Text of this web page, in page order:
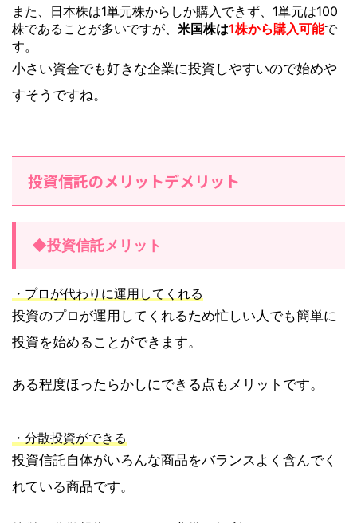
また、日本株は1単元株からしか購入できず、1単元は100
株であることが多いですが、 米国株は1株から購入可能で
す。
小さい資金でも好きな企業に投資しやすいので始めや
すそうですね。
投資信託のメリットデメリット
◆投資信託メリット
・プロが代わりに運用してくれる
投資のプロが運用してくれるため忙しい人でも簡単に
投資を始めることができます。
ある程度ほったらかしにできる点もメリットです。
・分散投資ができる
投資信託自体がいろんな商品をバランスよく含んでく
れている商品です。